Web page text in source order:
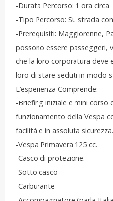
-Durata Percorso: 1 ora circa
-Tipo Percorso: Su strada
-Prerequisiti: Maggiorenne,
possono essere passeggeri,
che la loro corporatura deve
loro di stare seduti in modo
L’esperienza Comprende:
-Briefing iniziale e mini corso
funzionamento della Vespa
facilità e in assoluta sicurezza.
-Vespa Primavera 125 cc.
-Casco di protezione.
-Sotto casco
-Carburante